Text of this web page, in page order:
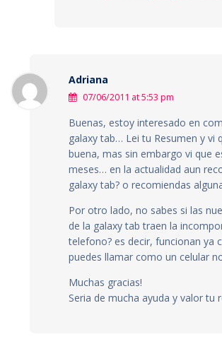
Adriana
07/06/2011 at 5:53 pm
Buenas, estoy interesado en
galaxy tab… Lei tu Resumen y vi
buena, mas sin embargo vi que
meses… en la actualidad aun
galaxy tab? o recomiendas
Por otro lado, no sabes si las
de la galaxy tab traen la
telefono? es decir, funcionan ya
puedes llamar como un celular
Muchas gracias!
Seria de mucha ayuda y valor tu